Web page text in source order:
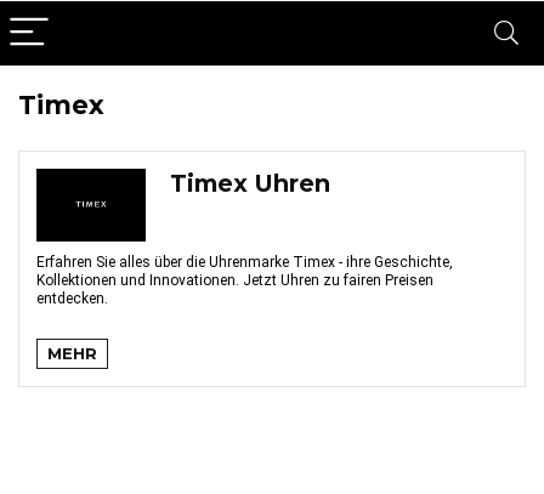
Timex
Timex Uhren
Erfahren Sie alles über die Uhrenmarke Timex - ihre Geschichte,
Kollektionen und Innovationen. Jetzt Uhren zu fairen Preisen
entdecken.
MEHR